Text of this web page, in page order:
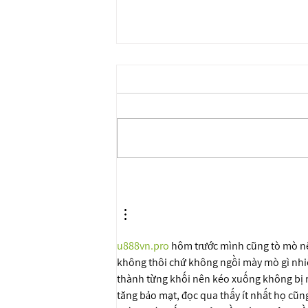
u888vn.pro hôm trước mình cũng tò mò
không thôi chứ không ngồi mày mò gì
thành từng khối nên kéo xuống không bị
tăng bảo mật, đọc qua thấy ít nhất họ